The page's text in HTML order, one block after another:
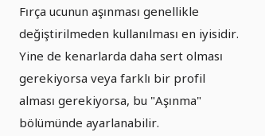
Fırça ucunun aşınması genellikle
değiştirilmeden kullanılması en iyisidir.
Yine de kenarlarda daha sert olması
gerekiyorsa veya farklı bir profil
alması gerekiyorsa, bu "Aşınma"
bölümünde ayarlanabilir.